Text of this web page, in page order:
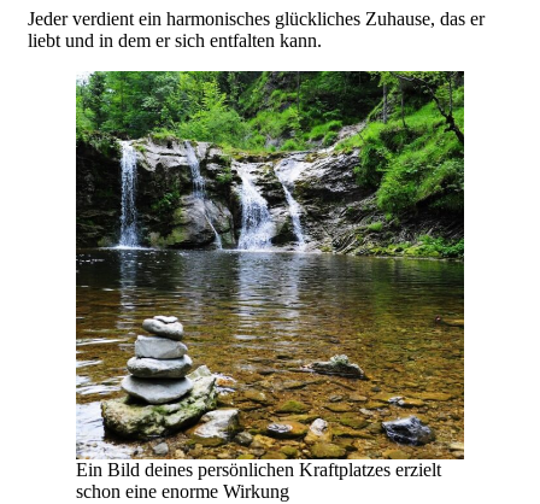
Jeder verdient ein harmonisches glückliches Zuhause, das er
liebt und in dem er sich entfalten kann.
Ein Bild deines persönlichen Kraftplatzes erzielt
schon eine enorme Wirkung